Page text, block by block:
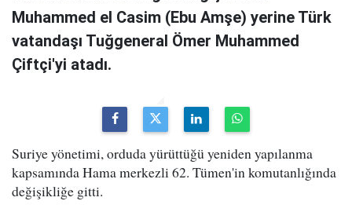
Muhammed el Casim (Ebu Amşe) yerine Türk
vatandaşı Tuğgeneral Ömer Muhammed
Çiftçi'yi atadı.
Suriye yönetimi, orduda yürüttüğü yeniden yapılanma
kapsamında Hama merkezli 62. Tümen'in komutanlığında
değişikliğe gitti.